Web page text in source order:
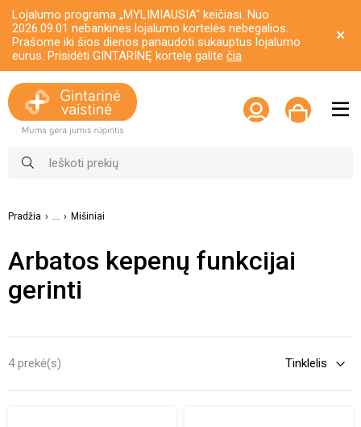
Lojalumo programa „MYLIMIAUSIA“ keičiasi. Nuo
2026.09.01 nebankinės lojalumo kortelės nebegalios.
Prašome iki šios dienos panaudoti sukauptus lojalumo
eurus. Prisidėti GINTARINĘ kortelę galite čia
Pradžia ... Mišiniai
Arbatos kepenų funkcijai
gerinti
4 prekė(s)